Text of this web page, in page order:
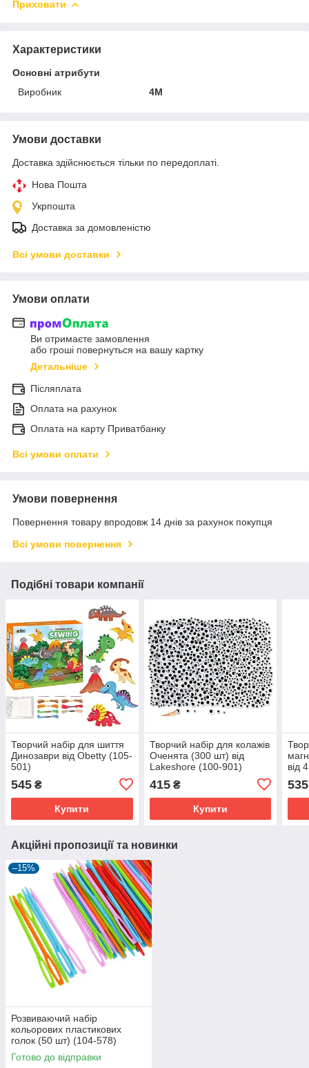
Приховати
Характеристики
Основні атрибути
Виробник
4M
Умови доставки
Доставка здійснюється тільки по передоплаті.
Нова Пошта
Укрпошта
Доставка за домовленістю
Всі умови доставки
Умови оплати
Ви отримаєте замовлення
або гроші повернуться на вашу картку
Детальніше
Післяплата
Оплата на рахунок
Оплата на карту Приватбанку
Всі умови оплати
Умови повернення
Повернення товару впродовж 14 днів за рахунок покупця
Всі умови повернення
Подібні товари компанії
Творчий набір для шиття
Динозаври від Obetty (105-
501)
545 ₴
Купити
Творчий набір для колажів
Оченята (300 шт) від
Lakeshore (100-901)
415₴
Купити
від
535
Акційні пропозиції та новинки
–15%
Розвиваючий набір
кольорових пластикових
голок (50 шт) (104-578)
Готово до відправки